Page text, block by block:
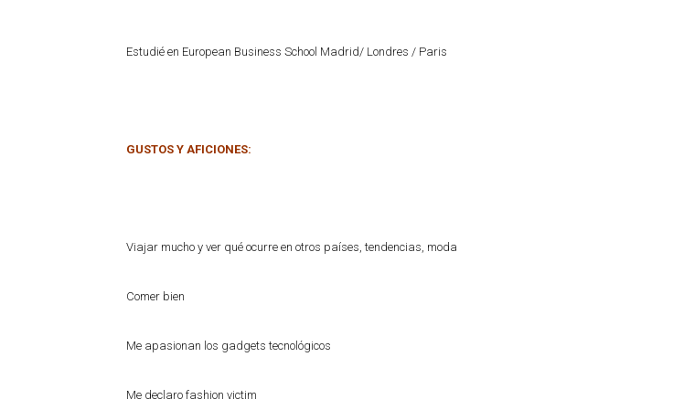
Estudié en European Business School Madrid/ Londres / Paris
GUSTOS Y AFICIONES:
Viajar mucho y ver qué ocurre en otros países, tendencias, moda
Comer bien
Me apasionan los gadgets tecnológicos
Me declaro fashion victim